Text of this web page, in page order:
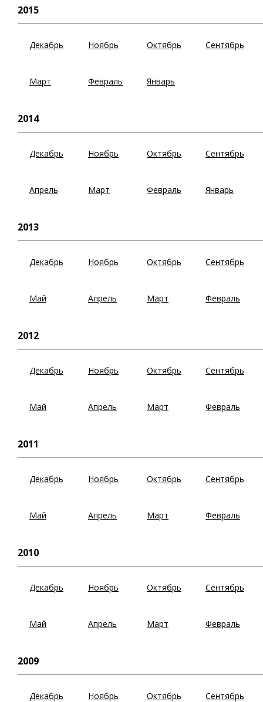
2015
Декабрь Ноябрь Октябрь Сентябрь
Март Февраль Январь
2014
Декабрь Ноябрь Октябрь Сентябрь
Апрель Март Февраль Январь
2013
Декабрь Ноябрь Октябрь Сентябрь
Май Апрель Март Февраль
2012
Декабрь Ноябрь Октябрь Сентябрь
Май Апрель Март Февраль
2011
Декабрь Ноябрь Октябрь Сентябрь
Май Апрель Март Февраль
2010
Декабрь Ноябрь Октябрь Сентябрь
Май Апрель Март Февраль
2009
Декабрь Ноябрь Октябрь Сентябрь